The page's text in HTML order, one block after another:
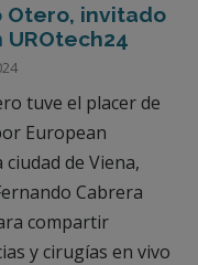
Otero, invitado
tuve el placer de
European
de Viena,
Cabrera
compartir
y cirugías en vivo